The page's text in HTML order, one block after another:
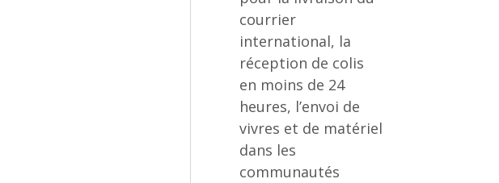
courrier
international, la
réception de colis
en moins de 24
heures, l’envoi de
vivres et de matériel
dans les
communautés